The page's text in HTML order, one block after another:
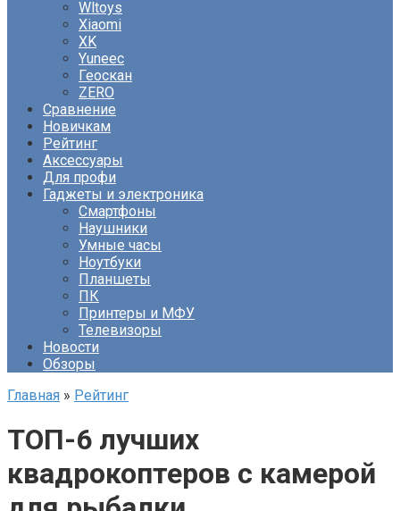
Wltoys
Xiaomi
XK
Yuneec
Геоскан
ZERO
Сравнение
Новичкам
Рейтинг
Аксессуары
Для профи
Гаджеты и электроника
Смартфоны
Наушники
Умные часы
Ноутбуки
Планшеты
ПК
Принтеры и МФУ
Телевизоры
Новости
Обзоры
Главная » Рейтинг
ТОП-6 лучших
квадрокоптеров с камерой